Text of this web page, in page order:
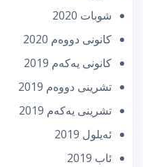
شوبات 2020
كانونی دووه‌م 2020
كانونی یه‌كه‌م 2019
تشرینی دووه‌م 2019
تشرینی یه‌كه‌م 2019
ئه‌یلول 2019
ئاب 2019